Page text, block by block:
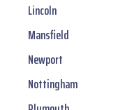
Lincoln
Mansfield
Newport
Nottingham